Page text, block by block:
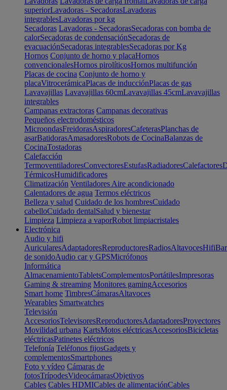
superiorLavadoras - SecadorasLavadoras
integrablesLavadoras por kg
Secadoras Lavadoras - SecadorasSecadoras con bomba de
calorSecadoras de condensaciónSecadoras de
evacuaciónSecadoras integrablesSecadoras por Kg
Hornos Conjunto de horno y placaHornos
convencionalesHornos pirolíticosHornos multifunción
Placas de cocina Conjunto de horno y
placaVitrocerámicaPlacas de inducciónPlacas de gas
Lavavajillas Lavavajillas 60cmLavavajillas 45cmLavavajillas
integrables
Campanas extractoras Campanas decorativas
Pequeños electrodomésticos
MicroondasFreidorasAspiradoresCafeterasPlanchas de
asarBatidorasAmasadoresRobots de CocinaBalanzas de
CocinaTostadoras
Calefacción
TermoventiladoresConvectoresEstufasRadiadoresCalefactores
TérmicosHumidificadores
Climatización Ventiladores Aire acondicionado
Calentadores de agua Termos eléctricos
Belleza y salud Cuidado de los hombresCuidado
cabelloCuidado dentalSalud y bienestar
Limpieza Limpieza a vaporRobot limpiacristales
Electrónica
Audio y hifi
AuricularesAdaptadoresReproductoresRadiosAltavocesHifi
de sonidoAudio car y GPSMicrófonos
Informática
AlmacenamientoTabletsComplementosPortátilesImpresoras
Gaming & streaming Monitores gamingAccesorios
Smart home TimbresCámarasAltavoces
Wearables Smartwatches
Televisión
AccesoriosTelevisoresReproductoresAdaptadoresProyectores
Movilidad urbana KartsMotos eléctricasAccesoriosBicicletas
eléctricasPatinetes eléctricos
Telefonía Teléfonos fijosGadgets y
complementosSmartphones
Foto y vídeo Cámaras de
fotosTrípodesVideocámarasObjetivos
Cables Cables HDMICables de alimentaciónCables